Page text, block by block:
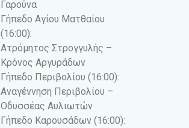
Γαρούνα
Γήπεδο Αγίου Ματθαίου
(16:00):
Ατρόμητος Στρογγυλής –
Κρόνος Αργυράδων
Γήπεδο Περιβολίου (16:00):
Αναγέννηση Περιβολίου –
Οδυσσέας Αυλιωτών
Γήπεδο Καρουσάδων (16:00):